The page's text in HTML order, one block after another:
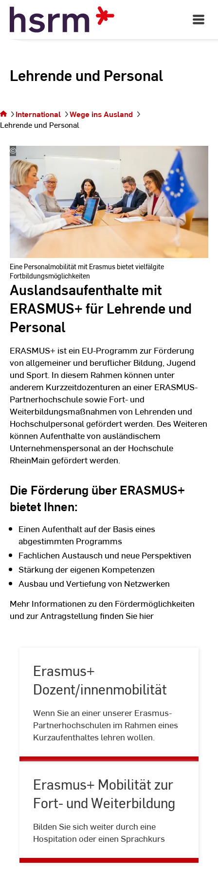
Skip
Content
Open
Main
Lehrende und Personal
sich auf
der Seite
Lehrende
Personal
International
Wege ins Ausland
Lehrende und Personal
©
Oliver
Reetz/DAAD_orf01729
Eine Personalmobilität mit Erasmus bietet vielfälgite
Fortbildungsmöglichkeiten
Auslandsaufenthalte mit
ERASMUS+ für Lehrende und
Personal
ERASMUS+ ist ein EU-Programm zur Förderung
von allgemeiner und beruflicher Bildung, Jugend
und Sport. In diesem Rahmen können unter
anderem Kurzzeitdozenturen an einer ERASMUS-
Partnerhochschule sowie Fort- und
Weiterbildungsmaßnahmen von Lehrenden und
Hochschulpersonal gefördert werden. Des Weiteren
können Aufenthalte von ausländischem
Unternehmenspersonal an der Hochschule
RheinMain gefördert werden.
Die Förderung über ERASMUS+
bietet Ihnen:
Einen Aufenthalt auf der Basis eines
abgestimmten Programms
Fachlichen Austausch und neue Perspektiven
Stärkung der eigenen Kompetenzen
Ausbau und Vertiefung von Netzwerken
Mehr Informationen zu den Fördermöglichkeiten
und zur Antragstellung finden Sie hier
Erasmus+
Dozent/innenmobilität
Wenn Sie an einer unserer Erasmus-
Partnerhochschulen im Rahmen eines
Kurzaufenthaltes lehren wollen.
Erasmus+
Dozent/innenmobilität
Erasmus+ Mobilität zur
Fort- und Weiterbildung
Bilden Sie sich weiter durch eine
Hospitation oder einen Sprachkurs
Mobilität
zur
und